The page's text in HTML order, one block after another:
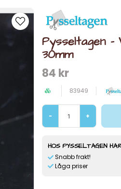
Pysseltagen
30mm
84 kr
83949
- +
HOS PYSSELTAGEN
Snabb frakt!
Låga priser